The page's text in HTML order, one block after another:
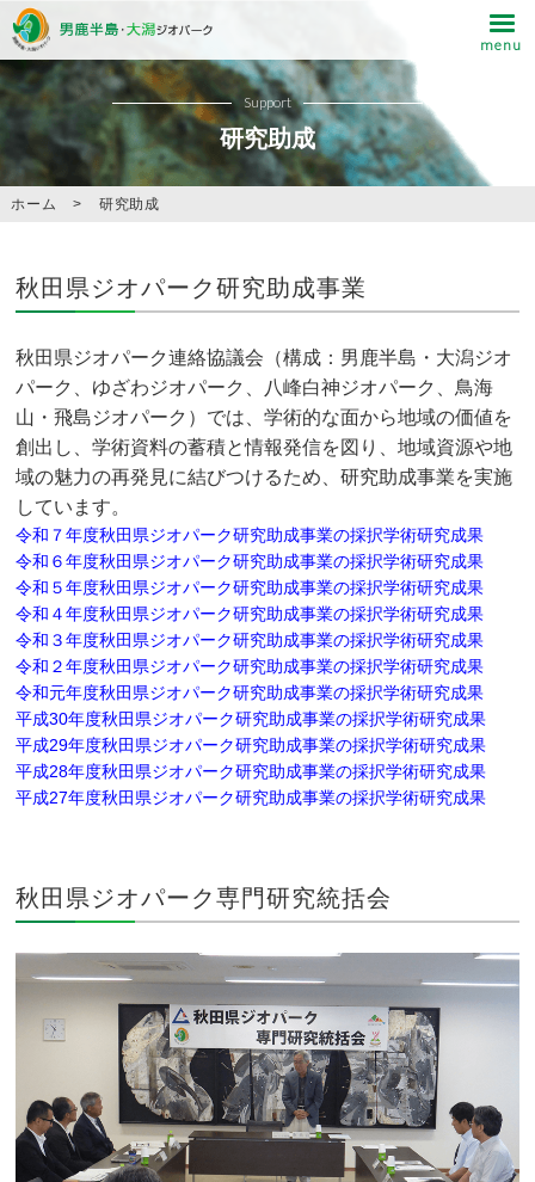
Support
研究助成
ホーム > 研究助成
秋田県ジオパーク研究助成事業
秋田県ジオパーク連絡協議会（構成：男鹿半島・大潟ジオ
パーク、ゆざわジオパーク、八峰白神ジオパーク、鳥海
山・飛島ジオパーク）では、学術的な面から地域の価値を
創出し、学術資料の蓄積と情報発信を図り、地域資源や地
域の魅力の再発見に結びつけるため、研究助成事業を実施
しています。
令和７年度秋田県ジオパーク研究助成事業の採択学術研究成果
令和６年度秋田県ジオパーク研究助成事業の採択学術研究成果
令和５年度秋田県ジオパーク研究助成事業の採択学術研究成果
令和４年度秋田県ジオパーク研究助成事業の採択学術研究成果
令和３年度秋田県ジオパーク研究助成事業の採択学術研究成果
令和２年度秋田県ジオパーク研究助成事業の採択学術研究成果
令和元年度秋田県ジオパーク研究助成事業の採択学術研究成果
平成30年度秋田県ジオパーク研究助成事業の採択学術研究成果
平成29年度秋田県ジオパーク研究助成事業の採択学術研究成果
平成28年度秋田県ジオパーク研究助成事業の採択学術研究成果
平成27年度秋田県ジオパーク研究助成事業の採択学術研究成果
秋田県ジオパーク専門研究統括会